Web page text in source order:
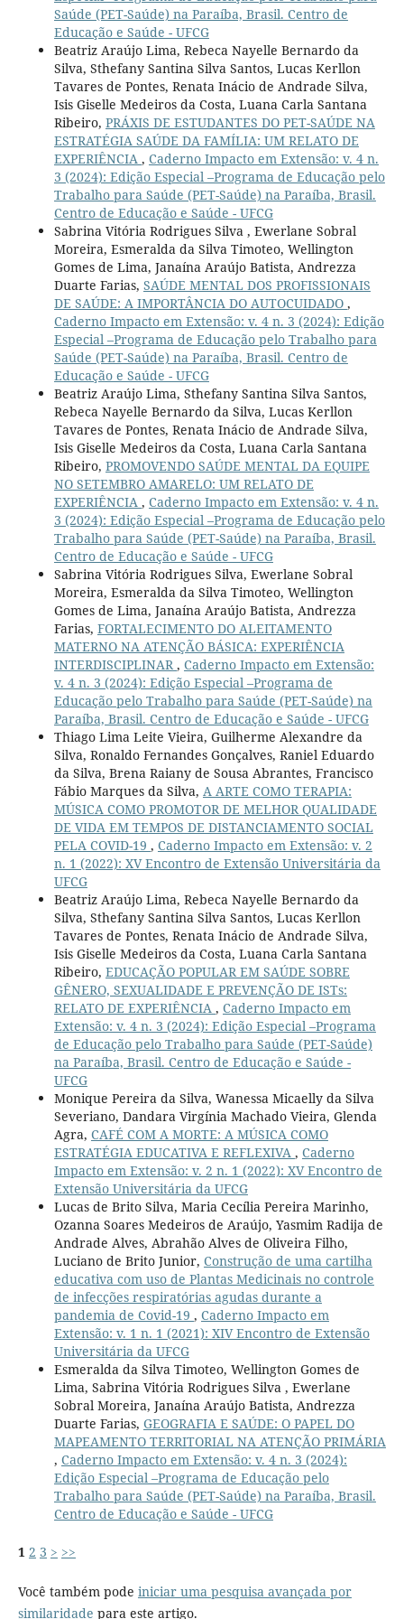
Saúde (PET-Saúde) na Paraíba, Brasil. Centro de
Educação e Saúde - UFCG
Beatriz Araújo Lima, Rebeca Nayelle Bernardo da
Silva, Sthefany Santina Silva Santos, Lucas Kerllon
Tavares de Pontes, Renata Inácio de Andrade Silva,
Isis Giselle Medeiros da Costa, Luana Carla Santana
Ribeiro, PRÁXIS DE ESTUDANTES DO PET-SAÚDE NA
ESTRATÉGIA SAÚDE DA FAMÍLIA: UM RELATO DE
EXPERIÊNCIA , Caderno Impacto em Extensão: v. 4 n.
3 (2024): Edição Especial –Programa de Educação pelo
Trabalho para Saúde (PET-Saúde) na Paraíba, Brasil.
Centro de Educação e Saúde - UFCG
Sabrina Vitória Rodrigues Silva , Ewerlane Sobral
Moreira, Esmeralda da Silva Timoteo, Wellington
Gomes de Lima, Janaína Araújo Batista, Andrezza
Duarte Farias, SAÚDE MENTAL DOS PROFISSIONAIS
DE SAÚDE: A IMPORTÂNCIA DO AUTOCUIDADO ,
Caderno Impacto em Extensão: v. 4 n. 3 (2024): Edição
Especial –Programa de Educação pelo Trabalho para
Saúde (PET-Saúde) na Paraíba, Brasil. Centro de
Educação e Saúde - UFCG
Beatriz Araújo Lima, Sthefany Santina Silva Santos,
Rebeca Nayelle Bernardo da Silva, Lucas Kerllon
Tavares de Pontes, Renata Inácio de Andrade Silva,
Isis Giselle Medeiros da Costa, Luana Carla Santana
Ribeiro, PROMOVENDO SAÚDE MENTAL DA EQUIPE
NO SETEMBRO AMARELO: UM RELATO DE
EXPERIÊNCIA , Caderno Impacto em Extensão: v. 4 n.
3 (2024): Edição Especial –Programa de Educação pelo
Trabalho para Saúde (PET-Saúde) na Paraíba, Brasil.
Centro de Educação e Saúde - UFCG
Sabrina Vitória Rodrigues Silva, Ewerlane Sobral
Moreira, Esmeralda da Silva Timoteo, Wellington
Gomes de Lima, Janaína Araújo Batista, Andrezza
Farias, FORTALECIMENTO DO ALEITAMENTO
MATERNO NA ATENÇÃO BÁSICA: EXPERIÊNCIA
INTERDISCIPLINAR , Caderno Impacto em Extensão:
v. 4 n. 3 (2024): Edição Especial –Programa de
Educação pelo Trabalho para Saúde (PET-Saúde) na
Paraíba, Brasil. Centro de Educação e Saúde - UFCG
Thiago Lima Leite Vieira, Guilherme Alexandre da
Silva, Ronaldo Fernandes Gonçalves, Raniel Eduardo
da Silva, Brena Raiany de Sousa Abrantes, Francisco
Fábio Marques da Silva, A ARTE COMO TERAPIA:
MÚSICA COMO PROMOTOR DE MELHOR QUALIDADE
DE VIDA EM TEMPOS DE DISTANCIAMENTO SOCIAL
PELA COVID-19 , Caderno Impacto em Extensão: v. 2
n. 1 (2022): XV Encontro de Extensão Universitária da
UFCG
Beatriz Araújo Lima, Rebeca Nayelle Bernardo da
Silva, Sthefany Santina Silva Santos, Lucas Kerllon
Tavares de Pontes, Renata Inácio de Andrade Silva,
Isis Giselle Medeiros da Costa, Luana Carla Santana
Ribeiro, EDUCAÇÃO POPULAR EM SAÚDE SOBRE
GÊNERO, SEXUALIDADE E PREVENÇÃO DE ISTs:
RELATO DE EXPERIÊNCIA , Caderno Impacto em
Extensão: v. 4 n. 3 (2024): Edição Especial –Programa
de Educação pelo Trabalho para Saúde (PET-Saúde)
na Paraíba, Brasil. Centro de Educação e Saúde -
UFCG
Monique Pereira da Silva, Wanessa Micaelly da Silva
Severiano, Dandara Virgínia Machado Vieira, Glenda
Agra, CAFÉ COM A MORTE: A MÚSICA COMO
ESTRATÉGIA EDUCATIVA E REFLEXIVA , Caderno
Impacto em Extensão: v. 2 n. 1 (2022): XV Encontro de
Extensão Universitária da UFCG
Lucas de Brito Silva, Maria Cecília Pereira Marinho,
Ozanna Soares Medeiros de Araújo, Yasmim Radija de
Andrade Alves, Abrahão Alves de Oliveira Filho,
Luciano de Brito Junior, Construção de uma cartilha
educativa com uso de Plantas Medicinais no controle
de infecções respiratórias agudas durante a
pandemia de Covid-19 , Caderno Impacto em
Extensão: v. 1 n. 1 (2021): XIV Encontro de Extensão
Universitária da UFCG
Esmeralda da Silva Timoteo, Wellington Gomes de
Lima, Sabrina Vitória Rodrigues Silva , Ewerlane
Sobral Moreira, Janaína Araújo Batista, Andrezza
Duarte Farias, GEOGRAFIA E SAÚDE: O PAPEL DO
MAPEAMENTO TERRITORIAL NA ATENÇÃO PRIMÁRIA
, Caderno Impacto em Extensão: v. 4 n. 3 (2024):
Edição Especial –Programa de Educação pelo
Trabalho para Saúde (PET-Saúde) na Paraíba, Brasil.
Centro de Educação e Saúde - UFCG
1 2 3 > >>
Você também pode iniciar uma pesquisa avançada por
similaridade para este artigo.